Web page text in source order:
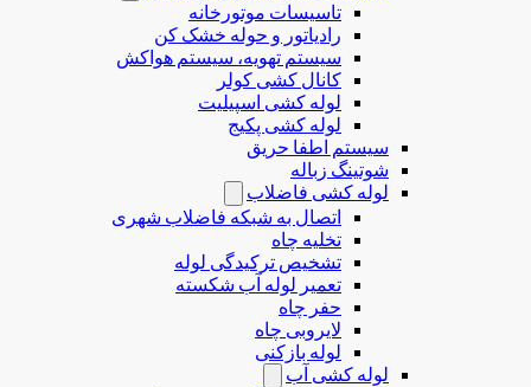
تاسیسات موتورخانه
رادیاتور و حوله خشک کن
سیستم تهویه، سیستم هواکش
کانال کشی کولر
لوله کشی اسپیلیت
لوله کشی پکیج
سیستم اطفا حریق
شوتینگ زباله
لوله كشی فاضلاب
اتصال به شبکه فاضلاب شهری
تخلیه چاه
تشخیص ترکیدگی لوله
تعمیر لوله آب شکسته
حفر چاه
لایروبی چاه
لوله بازکنی
لوله کشی آب